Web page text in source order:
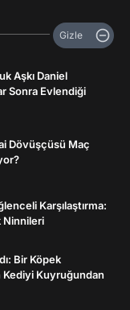
Gizle
Aşkı Daniel
Sonra Evlendiği
Dövüşçüsü Maç
Karşılaştırma:
Ninnileri
Bir Köpek
Kuyruğundan